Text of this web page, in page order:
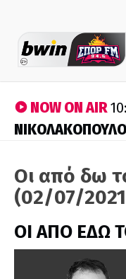
NOW ON AIR
Οι από δω
(02/07/
ΟΙ ΑΠΟ ΕΔΩ